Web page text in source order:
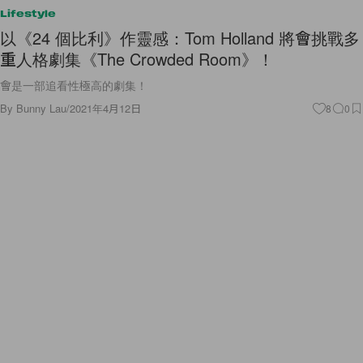
Lifestyle
以《24 個比利》作靈感：Tom Holland 將會挑戰多
重人格劇集《The Crowded Room》！
會是一部追看性極高的劇集！
By Bunny Lau/2021年4月12日 8 0